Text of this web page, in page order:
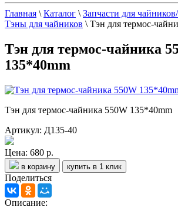
Главная \ Каталог \ Запчасти для
Тэны для чайников \ Тэн для термос-
Тэн для термос-чайника
135*40mm
Тэн для термос-чайника 550W 135*40mm
Артикул: Д135-40
Цена: 680 р.
в корзину купить в 1 клик
Поделиться
Описание: